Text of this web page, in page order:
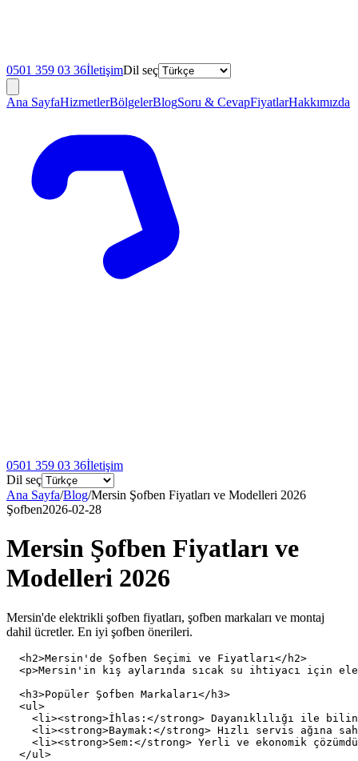
0501 359 03 36İletişimDil seç
Ana SayfaHizmetlerBölgelerBlogSoru & CevapFiyatlarHakkımızda
0501 359 03 36İletişim
Dil seç
Ana Sayfa/Blog/Mersin Şofben Fiyatları ve Modelleri 2026
Şofben2026-02-28
Mersin Şofben Fiyatları ve
Modelleri 2026
Mersin'de elektrikli şofben fiyatları, şofben markaları ve montaj
dahil ücretler. En iyi şofben önerileri.
  <h2>Mersin'de Şofben Seçimi ve Fiyatları</h2>
<p>Mersin'in kış aylarında sıcak su ihtiyacı için
  <h3>Popüler Şofben Markaları</h3>
  <ul>
<li><strong>İhlas:</strong> Dayanıklılığı ile
<li><strong>Baymak:</strong> Hızlı servis ağına
<li><strong>Sem:</strong> Yerli ve ekonomik
  </ul>